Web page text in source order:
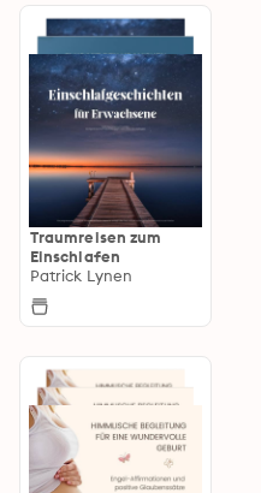
Traumreisen zum
Einschlafen
Patrick Lynen